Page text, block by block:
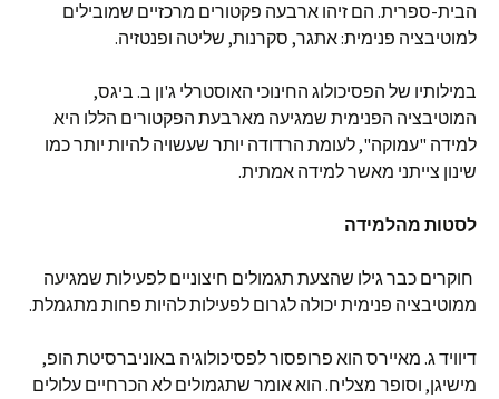
הבית-ספרית. הם זיהו ארבעה פקטורים מרכזיים שמובילים
למוטיבציה פנימית: אתגר, סקרנות, שליטה ופנטזיה.
במילותיו של הפסיכולוג החינוכי האוסטרלי ג'ון ב. ביגס,
המוטיבציה הפנימית שמגיעה מארבעת הפקטורים הללו היא
למידה "עמוקה", לעומת הרדודה יותר שעשויה להיות יותר כמו
שינון צייתני מאשר למידה אמתית.
לסטות מהלמידה
חוקרים כבר גילו שהצעת תגמולים חיצוניים לפעילות שמגיעה
ממוטיבציה פנימית יכולה לגרום לפעילות להיות פחות מתגמלת.
דיוויד ג. מאיירס הוא פרופסור לפסיכולוגיה באוניברסיטת הופ,
מישיגן, וסופר מצליח. הוא אומר שתגמולים לא הכרחיים עלולים